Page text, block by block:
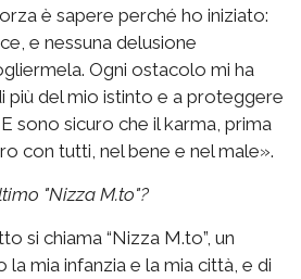
è sapere perché ho iniziato:
e nessuna delusione
Ogni ostacolo mi ha
più del mio istinto e a proteggere
sono sicuro che il karma, prima
con tutti, nel bene e nel male».
"Nizza M.to"?
si chiama “Nizza M.to”, un
mia infanzia e la mia città, e di